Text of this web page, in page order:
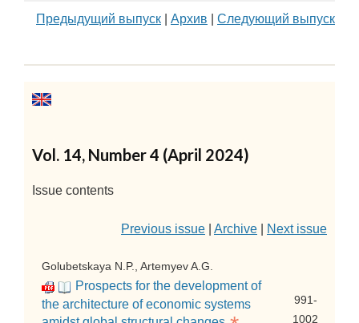
Предыдущий выпуск Архив Следующий выпуск
Vol. 14, Number 4 (April 2024)
Issue contents
Previous issue Archive Next issue
Golubetskaya N.P., Artemyev A.G.
Prospects for the development of
the architecture of economic systems
991-
1002